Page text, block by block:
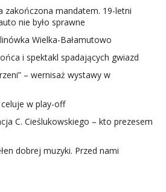
zakończona mandatem. 19-letni
nie było sprawne
Wielka-Bałamutowo
i spektakl spadających gwiazd
– wernisaż wystawy w
celuje w play-off
C. Cieślukowskiego – kto prezesem
dobrej muzyki. Przed nami